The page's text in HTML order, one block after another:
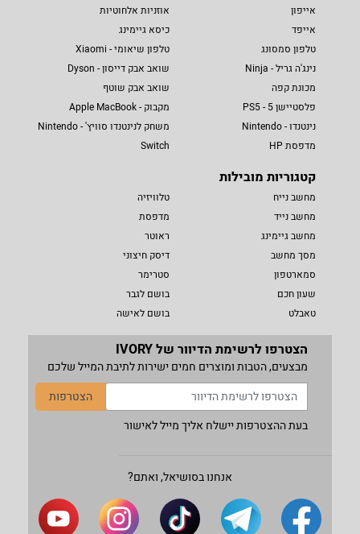
אייפון
אייפד
טלפון סמסונג
נינג'ה גריל - Ninja
מכונת קפה
פלסטיישן 5 - PS5
נינטנדו - Nintendo
מדפסת HP
אוזניות אלחוטיות
כיסא גיימינג
טלפון שיאומי - Xiaomi
שואב אבק דייסון - Dyson
שואב אבק שוטף
מקבוק - Apple MacBook
משחק לנינטנדו סוויץ' - Nintendo
Switch
קטגוריות מובילות
מחשב נייח
מחשב נייד
מחשב גיימינג
מסך מחשב
סמארטפון
שעון חכם
טאבלט
טלוויזיה
מדפסת
ראוטר
דיסק חיצוני
סטרימר
בושם לגבר
בושם לאישה
הצטרפו לרשימת הדיוור של IVORY
מבצעים, הטבות ומוצרים חמים ישירות לתיבת המייל שלכם
הצטרפות
בעת ההצטרפות יישלח אליך מייל לאישור
אנחנו בסושיאל, ואתם?